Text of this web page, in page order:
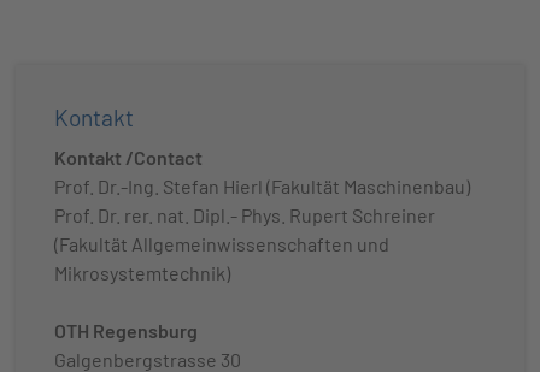
Kontakt
Kontakt /Contact
Prof. Dr.-Ing. Stefan Hierl (Fakultät Maschinenbau)
Prof. Dr. rer. nat. Dipl.- Phys. Rupert Schreiner
(Fakultät Allgemeinwissenschaften und
Mikrosystemtechnik)
OTH Regensburg
Galgenbergstrasse 30